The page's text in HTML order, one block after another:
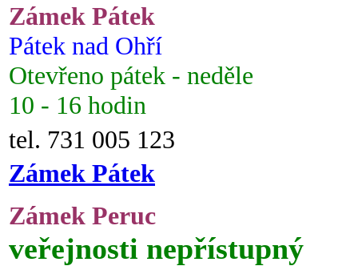
Zámek Pátek
Pátek nad Ohří
Otevřeno pátek - neděle
10 - 16 hodin
tel. 731 005 123
Zámek Pátek
Zámek Peruc
veřejnosti nepřístupný